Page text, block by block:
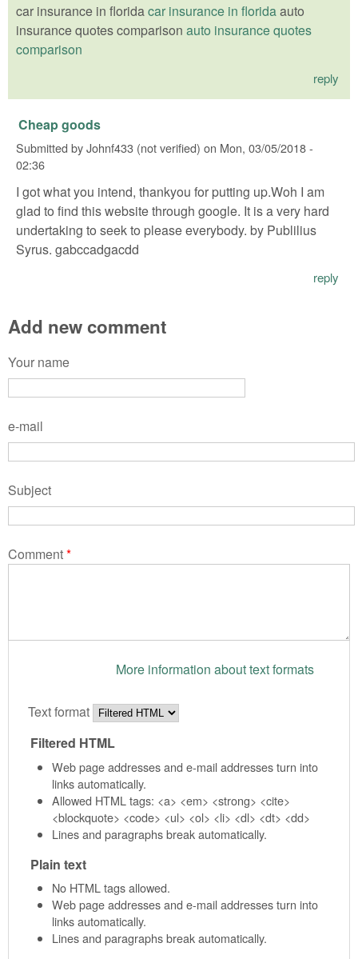
car insurance in floridacar insurance in floridaauto
insurance quotes comparison auto insurance quotes
comparison
reply
Cheap goods
Submitted byJohnf433 (not verified) on Mon, 03/05/2018 -
02:36
I got what you intend, thankyou for putting up.Woh I am
glad to find this website through google. It is a very hard
undertaking to seek to please everybody. by Publilius
Syrus. gabccadgacdd
reply
Add new comment
Your name
e-mail
Subject
Comment*
More information about text formats
Text format
Filtered HTML
Web page addresses and e-mail addresses turn into
links automatically.
Allowed HTML tags: <a> <em> <strong> <cite>
<blockquote> <code> <ul> <ol> <li> <dl> <dt> <dd>
Lines and paragraphs break automatically.
Plain text
No HTML tags allowed.
Web page addresses and e-mail addresses turn into
links automatically.
Lines and paragraphs break automatically.